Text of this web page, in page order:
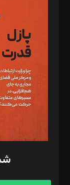
د‌بیر تحریریه
تحریریه‌: مجتبی
مصطفی مسجدی
رستمی،مصطفی
ویرایش: نگار استاد‌‌آقا
طراح یونیفرم: مجید
فیلمبرداری و
گرافیک و
مد‌یر توسعه تجاری:
امور مالی: شاپور
آگهی و مشترکین: ۰۹۱۹۹۹۹۰۴۵۴
شماره